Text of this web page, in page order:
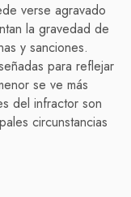
verse agravado
la gravedad de
y sanciones.
para reflejar
se ve más
del infractor son
circunstancias